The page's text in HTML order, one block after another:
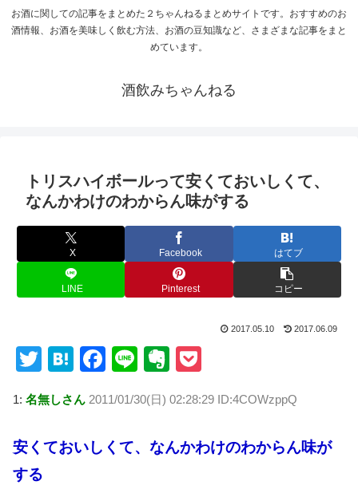
お酒に関しての記事をまとめた２ちゃんねるまとめサイトです。おすすめのお
酒情報、お酒を美味しく飲む方法、お酒の豆知識など、さまざまな記事をまと
めています。
酒飲みちゃんねる
トリスハイボールって安くておいしくて、
なんかわけのわからん味がする
X Facebook はてブ
LINE Pinterest コピー
2017.05.10 2017.06.09
T
tt
er
H
e
n
a
F
c
e
b
Li
e
E
er
n
ot
ck
et
1: 名無しさん 2011/01/30(日) 02:28:29 ID:4COWzppQ
安くておいしくて、なんかわけのわからん味が
する